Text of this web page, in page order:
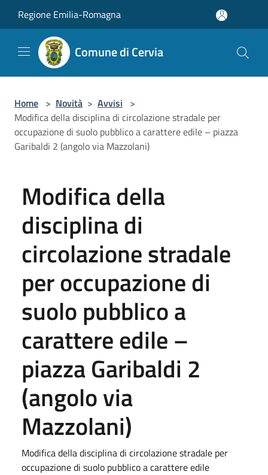
Regione Emilia-Romagna
Comune di Cervia
Home > Novità > Avvisi >
Modifica della disciplina di circolazione stradale per
occupazione di suolo pubblico a carattere edile – piazza
Garibaldi 2 (angolo via Mazzolani)
Modifica della
disciplina di
circolazione stradale
per occupazione di
suolo pubblico a
carattere edile –
piazza Garibaldi 2
(angolo via
Mazzolani)
Modifica della disciplina di circolazione stradale per
occupazione di suolo pubblico a carattere edile